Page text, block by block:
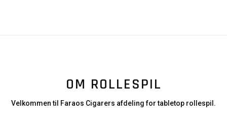
OM ROLLESPIL
Velkommen til Faraos Cigarers afdeling for tabletop rollespil.